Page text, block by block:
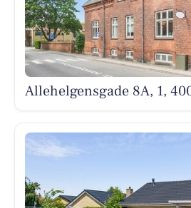
Allehelgensgade 8A, 1,